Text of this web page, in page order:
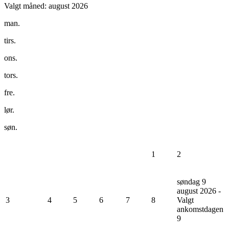
Valgt måned: august 2026
man.
tirs.
ons.
tors.
fre.
lør.
søn.
1 2
3 4 5 6 7 8
søndag 9
august 2026 -
Valgt
ankomstdagen
9